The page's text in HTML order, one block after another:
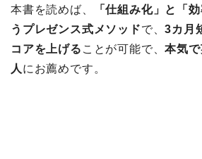
本書を読めば、
「仕組み化」と「
うプレゼンス式メソッドで、3カ月
コアを上げる ことが可能で、本気
人 にお薦めです。